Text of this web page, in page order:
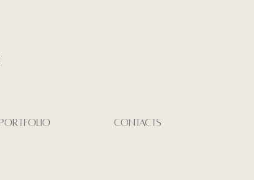
PORTFOLIO CONTACTS